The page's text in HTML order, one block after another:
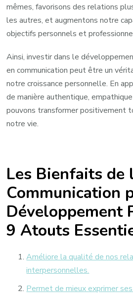
mêmes, favorisons des relations
les autres, et augmentons notre
objectifs personnels et
Ainsi, investir dans le
en communication peut être un
notre croissance personnelle. En
de manière authentique,
pouvons transformer positivement
notre vie.
Les Bienfaits de
Communication
Développement
9 Atouts
Améliore la qualité de nos
interpersonnelles.
Permet de mieux exprimer